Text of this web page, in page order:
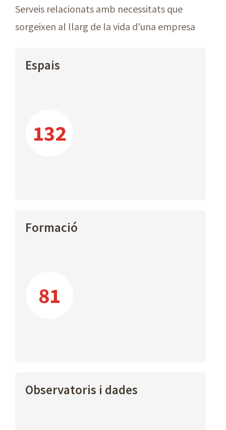
Serveis relacionats amb necessitats que
sorgeixen al llarg de la vida d'una empresa
Espais
132
Formació
81
Observatoris i dades